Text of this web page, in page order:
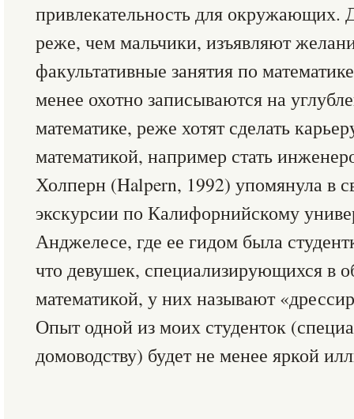
привлекательность для окружающих.
реже, чем мальчики, изъявляют
факультативные занятия по
менее охотно записываются на
математике, реже хотят сделать
математикой, например стать
Холперн (Halpern, 1992) упомянула в
экскурсии по Калифорнийскому
Анджелесе, где ее гидом была
что девушек, специализирующихся в
математикой, у них называют
Опыт одной из моих студенток
домоводству) будет не менее яркой